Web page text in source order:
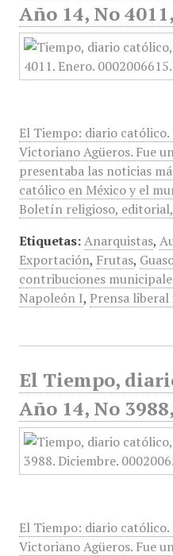
Año 14, No
El Tiempo: diario
Victoriano Agüeros. Fue
presentaba las noticias
católico en México y el
Boletín religioso,
Etiquetas: Anarquistas,
Exportación, Frutas,
contribuciones
Napoleón I, Prensa
El Tiempo,
Año 14, No
El Tiempo: diario
Victoriano Agüeros. Fue